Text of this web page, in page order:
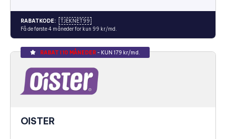
RABATKODE:
TJEKNET99
Få de første 4 måneder for kun 99 kr/md.
RABAT I 10 MÅNEDER - KUN 179 kr/md.
OISTER